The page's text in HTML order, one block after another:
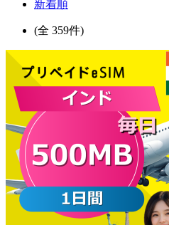
新着順
(全 359件)